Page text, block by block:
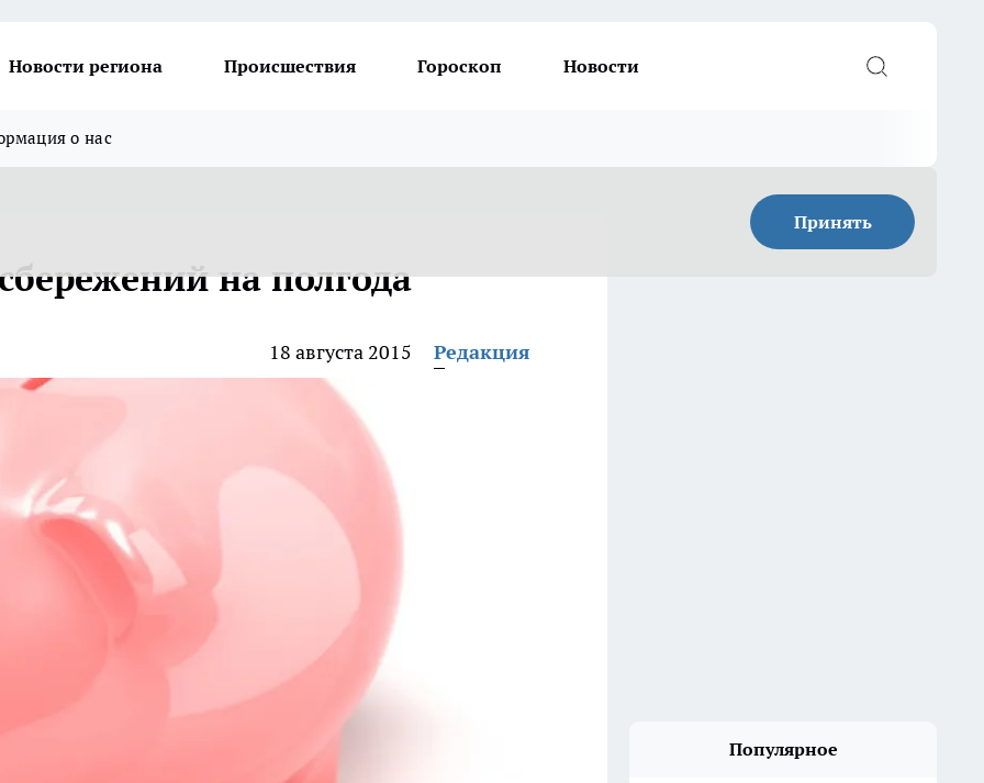
Новости региона Происшествия Гороскоп Новости
о нас
Принять
на полгода
18 августа 2015 Редакция
Популярное